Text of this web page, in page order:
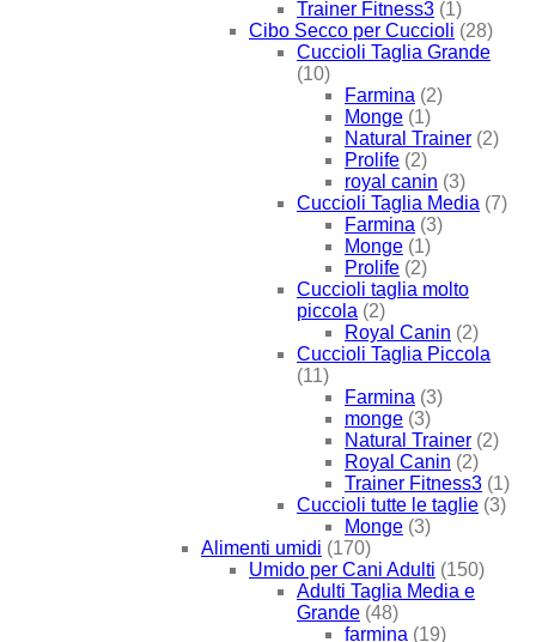
Trainer Fitness3 (1)
Cibo Secco per Cuccioli (28)
Cuccioli Taglia Grande
(10)
Farmina (2)
Monge (1)
Natural Trainer (2)
Prolife (2)
royal canin (3)
Cuccioli Taglia Media (7)
Farmina (3)
Monge (1)
Prolife (2)
Cuccioli taglia molto
piccola (2)
Royal Canin (2)
Cuccioli Taglia Piccola
(11)
Farmina (3)
monge (3)
Natural Trainer (2)
Royal Canin (2)
Trainer Fitness3 (1)
Cuccioli tutte le taglie (3)
Monge (3)
Alimenti umidi (170)
Umido per Cani Adulti (150)
Adulti Taglia Media e
Grande (48)
farmina (19)